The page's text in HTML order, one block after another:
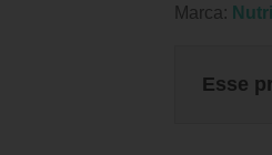
Marca:
Esse